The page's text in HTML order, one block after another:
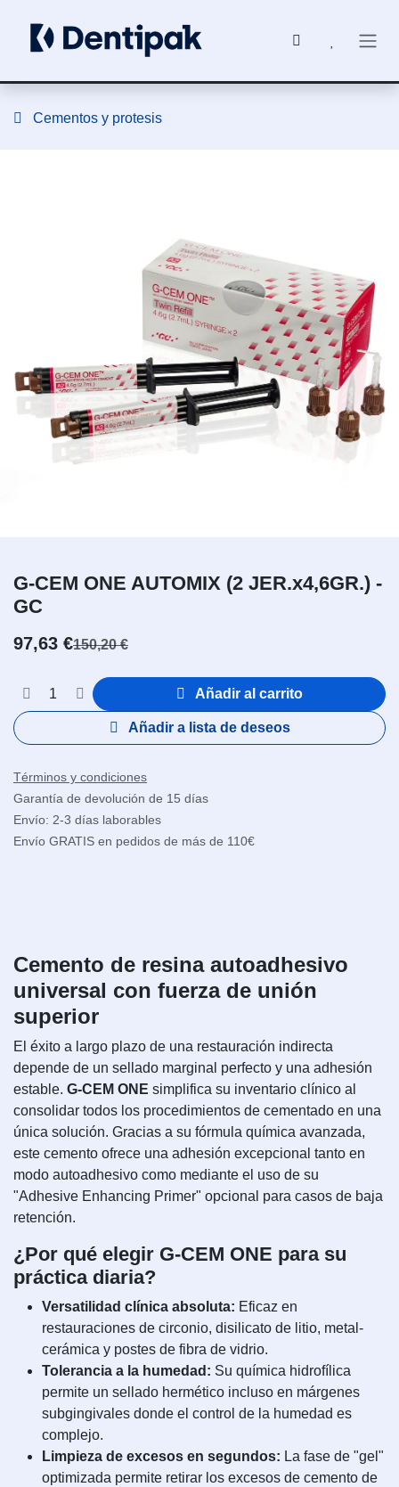
Cementos y protesis
G-CEM ONE AUTOMIX (2 JER.x4,6GR.) -
GC
97,63 €150,20€
Añadir al carrito
Añadir a lista de deseos
Términos y condiciones
Garantía de devolución de 15 días
Envío: 2-3 días laborables
Envío GRATIS en pedidos de más de 110€
Cemento de resina autoadhesivo
universal con fuerza de unión
superior
El éxito a largo plazo de una restauración indirecta
depende de un sellado marginal perfecto y una adhesión
estable. G-CEM ONE simplifica su inventario clínico al
consolidar todos los procedimientos de cementado en una
única solución. Gracias a su fórmula química avanzada,
este cemento ofrece una adhesión excepcional tanto en
modo autoadhesivo como mediante el uso de su
"Adhesive Enhancing Primer" opcional para casos de baja
retención.
¿Por qué elegir G-CEM ONE para su
práctica diaria?
Versatilidad clínica absoluta: Eficaz en
restauraciones de circonio, disilicato de litio, metal-
cerámica y postes de fibra de vidrio.
Tolerancia a la humedad: Su química hidrofílica
permite un sellado hermético incluso en márgenes
subgingivales donde el control de la humedad es
complejo.
Limpieza de excesos en segundos: La fase de "gel"
optimizada permite retirar los excesos de cemento de